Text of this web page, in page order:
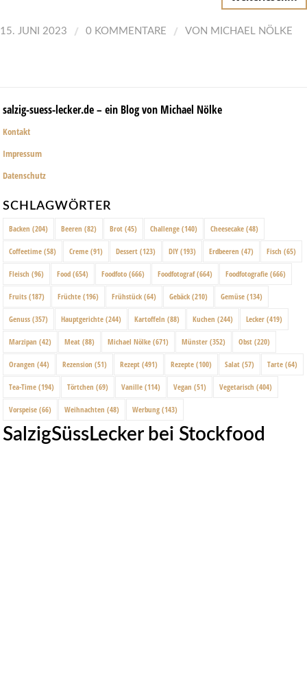
15. JUNI 2023 / 0 KOMMENTARE / VON MICHAEL NÖLKE
salzig-suess-lecker.de – ein Blog von Michael Nölke
Kontakt
Impressum
Datenschutz
SCHLAGWÖRTER
Backen (204) Beeren (82) Brot (45) Challenge (140) Cheesecake (48)
Coffeetime (58) Creme (91) Dessert (123) DIY (193) Erdbeeren (47) Fisch (65)
Fleisch (96) Food (654) Foodfoto (666) Foodfotograf(664) Foodfotografie (666)
Fruits (187) Früchte (196) Frühstück (64) Gebäck (210) Gemüse (134)
Genuss (357) Hauptgerichte (244) Kartoffeln (88) Kuchen (244) Lecker (419)
Marzipan (42) Meat (88) Michael Nölke (671) Münster (352) Obst (220)
Orangen (44) Rezension (51) Rezept (491) Rezepte (100) Salat (57) Tarte (64)
Tea-Time (194) Törtchen (69) Vanille (114) Vegan (51) Vegetarisch (404)
Vorspeise (66) Weihnachten (48) Werbung (143)
SalzigSüssLecker bei Stockfood